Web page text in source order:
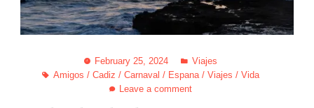
February 25, 2024
Viajes
Amigos /Cadiz /Carnaval / Espana/Viajes /Vida
Leave a comment